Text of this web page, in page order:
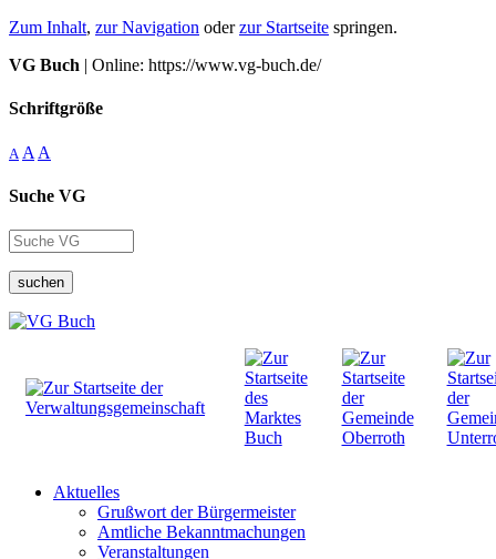
Zum Inhalt, zur Navigation oderzur Startseite springen.
VG Buch | Online: https://www.vg-buch.de/
Schriftgröße
A A A
Suche VG
suchen
Aktuelles
Grußwort der Bürgermeister
Amtliche Bekanntmachungen
Veranstaltungen